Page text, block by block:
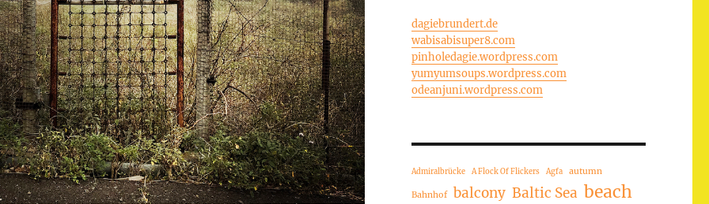
dagiebrundert.de
wabisabisuper8.com
pinholedagie.wordpress.com
yumyumsoups.wordpress.com
odeanjuni.wordpress.com
Admiralbrücke A Flock Of Flickers Agfa autumn
Bahnhof balcony Baltic Sea beach